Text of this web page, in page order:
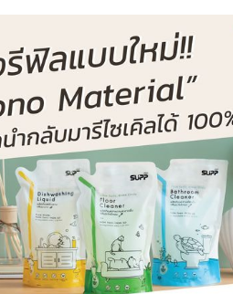
ENTERPACK ชุดบรรจุภัณฑ์ถนอม
อาหาร ENTERPACKTM (จากปร
เกาหลี) PACKAGING SET
SMART PACK PACKAGING
ชุดบรรจุภัณฑ์ถนอมอาหาร SMART